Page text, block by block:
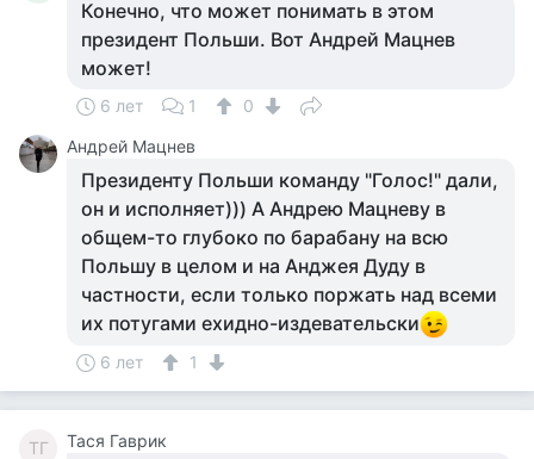
Конечно, что может понимать в этом
президент Польши. Вот Андрей Мацнев
может!
6 лет 1
0
Андрей Мацнев
Президенту Польши команду "Голос!" дали,
он и исполняет))) А Андрею Мацневу в
общем-то глубоко по барабану на всю
Польшу в целом и на Анджея Дуду в
частности, если только поржать над всеми
их потугами ехидно-издевательски
6 лет 1
ТГ Тася Гаврик